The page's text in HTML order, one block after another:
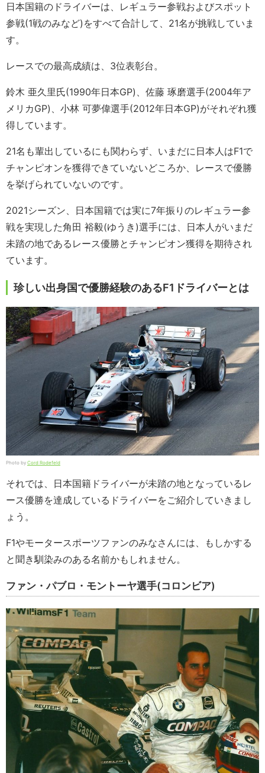
日本国籍のドライバーは、レギュラー参戦およびスポット
参戦(1戦のみなど)をすべて合計して、21名が挑戦していま
す。
レースでの最高成績は、3位表彰台。
鈴木 亜久里氏(1990年日本GP)、佐藤 琢磨選手(2004年ア
メリカGP)、小林 可夢偉選手(2012年日本GP)がそれぞれ獲
得しています。
21名も輩出しているにも関わらず、いまだに日本人はF1で
チャンピオンを獲得できていないどころか、レースで優勝
を挙げられていないのです。
2021シーズン、日本国籍では実に7年振りのレギュラー参
戦を実現した角田 裕毅(ゆうき)選手には、日本人がいまだ
未踏の地であるレース優勝とチャンピオン獲得を期待され
ています。
珍しい出身国で優勝経験のあるF1ドライバーとは
Photo by Cord Rodefeld
それでは、日本国籍ドライバーが未踏の地となっているレ
ース優勝を達成しているドライバーをご紹介していきまし
ょう。
F1やモータースポーツファンのみなさんには、もしかする
と聞き馴染みのある名前かもしれません。
ファン・パブロ・モントーヤ選手(コロンビア)